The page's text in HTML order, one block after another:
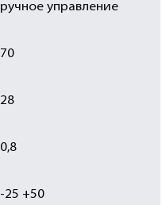
ручное управление
70
28
0,8
-25 +50